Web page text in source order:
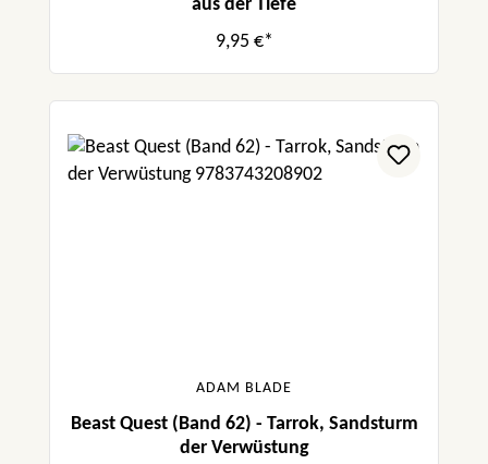
aus der Tiefe
9,95 €*
ADAM BLADE
Beast Quest (Band 62) - Tarrok, Sandsturm
der Verwüstung